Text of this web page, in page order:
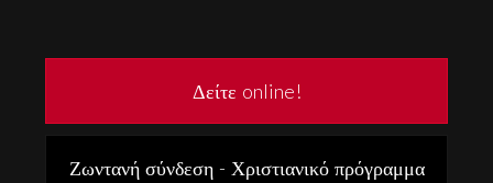
Δείτε online!
Ζωντανή σύνδεση - Χριστιανικό πρόγραμμα